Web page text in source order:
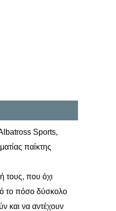
Sports,
παίκτης
τους, που όχι
το πόσο δύσκολο
και να αντέχουν